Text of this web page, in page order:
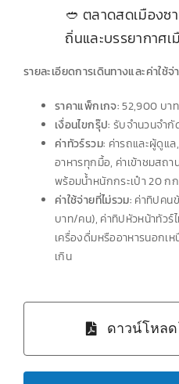
🥙 ตลาดสดเมือง
ถิ่นและบรรยากาศเ
รายละเอียดการเดินทางและค่าใช้จ่
ราคาแพ็กเกจ:52,900 บาท
เงื่อนไขกรุ๊ป: รับจำนวนจำกั
ค่าทัวร์รวม: ค่ารถและผู้ดูแ
อาหารทุกมื้อ, ค่าเข้าชมสถ
พร้อมน้ำหนักกระเป๋า 20 ก
ค่าใช้จ่ายที่ไม่รวม: ค่าทิปคน
บาท/คน), ค่าทิปหัวหน้าทัวร์
เครื่องดื่มหรืออาหารนอกเ
เกิน
ดาวน์โหล